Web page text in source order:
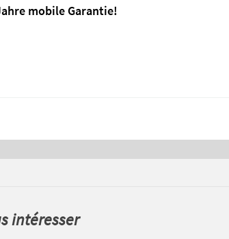
mobile Garantie!
intéresser